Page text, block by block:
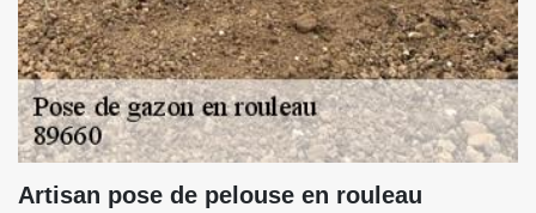
Artisan pose de pelouse en rouleau